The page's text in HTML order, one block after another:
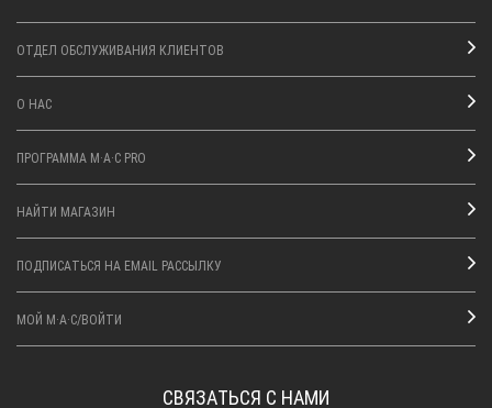
ОТДЕЛ ОБСЛУЖИВАНИЯ КЛИЕНТОВ
О НАС
ПРОГРАММА M·A·C PRO
НАЙТИ МАГАЗИН
ПОДПИСАТЬСЯ НА EMAIL РАССЫЛКУ
МОЙ M·A·C/ВОЙТИ
СВЯЗАТЬСЯ С НАМИ